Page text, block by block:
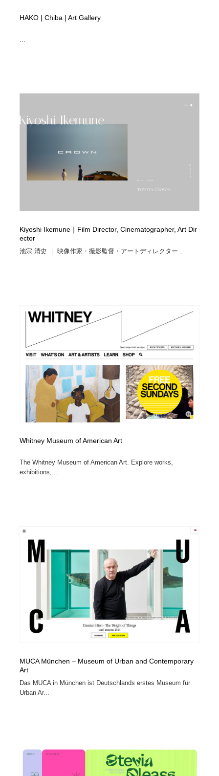
HAKO | Chiba | Art Gallery
Kiyoshi Ikemune｜Film Director, Cinematographer, Art Dir
ector
池宗 清史 ｜ 映像作家・撮影監督・アートディレクター...
Whitney Museum of American Art
The Whitney Museum of American Art. Explore works,
exhibitions,...
MUCA München – Museum of Urban and Contemporary
Art
Das MUCA in München ist Deutschlands erstes Museum für
Urban Ar...